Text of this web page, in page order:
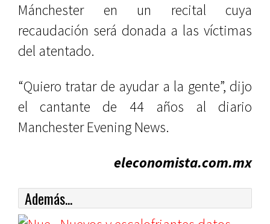
Mánchester en un recital cuya
recaudación será donada a las víctimas
del atentado.
“Quiero tratar de ayudar a la gente”, dijo
el cantante de 44 años al diario
Manchester Evening News.
eleconomista.com.mx
Además...